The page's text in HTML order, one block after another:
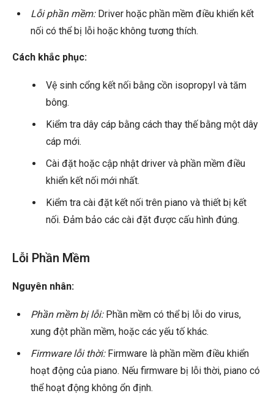
Lỗi phần mềm:Driver hoặc phần mềm điều khiển kết
nối có thể bị lỗi hoặc không tương thích.
Cách khắc phục:
Vệ sinh cổng kết nối bằng cồn isopropyl và tăm
bông.
Kiểm tra dây cáp bằng cách thay thế bằng một dây
cáp mới.
Cài đặt hoặc cập nhật driver và phần mềm điều
khiển kết nối mới nhất.
Kiểm tra cài đặt kết nối trên piano và thiết bị kết
nối. Đảm bảo các cài đặt được cấu hình đúng.
Lỗi Phần Mềm
Nguyên nhân:
Phần mềm bị lỗi:Phần mềm có thể bị lỗi do virus,
xung đột phần mềm, hoặc các yếu tố khác.
Firmware lỗi thời:Firmware là phần mềm điều khiển
hoạt động của piano. Nếu firmware bị lỗi thời, piano có
thể hoạt động không ổn định.